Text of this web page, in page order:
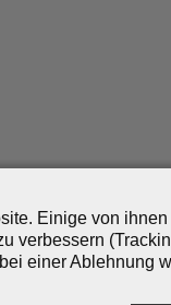
Einige von
verbessern
einer Ablehnung